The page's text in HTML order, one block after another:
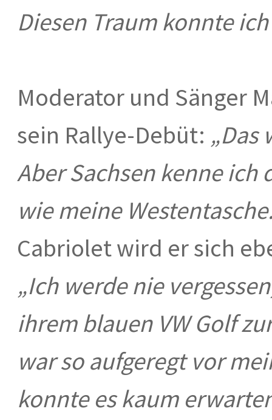
Diesen Traum konnte
Moderator und Sänger
sein Rallye-Debüt: „Das
Aber Sachsen kenne
wie meine
Cabriolet wird er sich
„Ich werde nie
ihrem blauen VW Golf
war so aufgeregt vor
konnte es kaum